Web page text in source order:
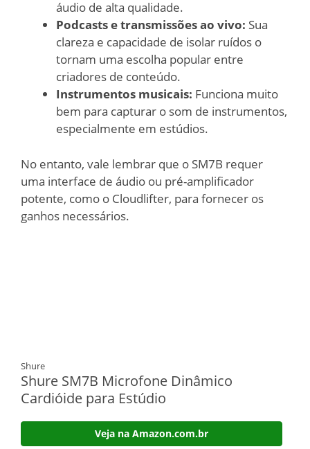
áudio de alta qualidade.
Podcasts e transmissões ao vivo: Sua
clareza e capacidade de isolar ruídos o
tornam uma escolha popular entre
criadores de conteúdo.
Instrumentos musicais: Funciona muito
bem para capturar o som de instrumentos,
especialmente em estúdios.
No entanto, vale lembrar que o SM7B requer
uma interface de áudio ou pré-amplificador
potente, como o Cloudlifter, para fornecer os
ganhos necessários.
Shure
Shure SM7B Microfone Dinâmico
Cardióide para Estúdio
Veja na Amazon.com.br